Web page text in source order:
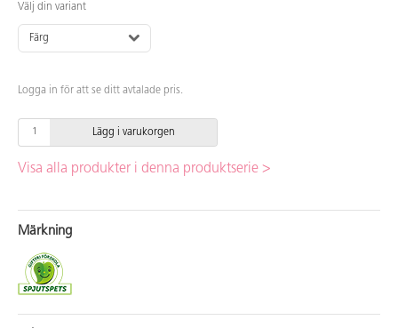
Välj din variant
Färg
Logga in för att se ditt avtalade pris.
Lägg i varukorgen
Visa alla produkter i denna produktserie >
Märkning